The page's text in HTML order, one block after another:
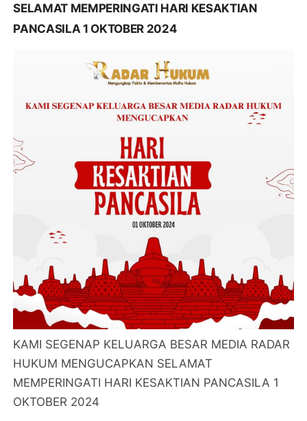
SELAMAT MEMPERINGATI HARI KESAKTIAN
PANCASILA 1 OKTOBER 2024
KAMI SEGENAP KELUARGA BESAR MEDIA RADAR
HUKUM MENGUCAPKAN SELAMAT
MEMPERINGATI HARI KESAKTIAN PANCASILA 1
OKTOBER 2024